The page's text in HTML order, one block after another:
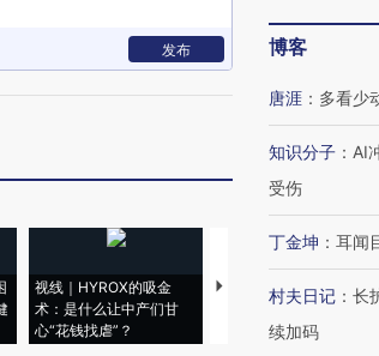
发布
视线｜HYROX的吸金
术：是什么让中产们甘
心“花钱找虐”？
马航飞行员跨国走私7万
粒摇头丸 尿检体内含3种
博客
唐涯 ： 多看少
知识分子 ： AI
受伤
丁金坤 ： 耳闻
村夫日记 ： 长
续加码